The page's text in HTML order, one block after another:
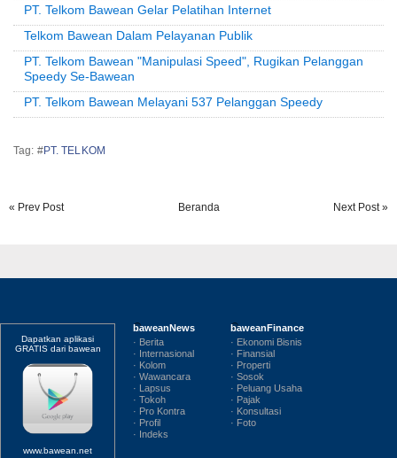
PT. Telkom Bawean Gelar Pelatihan Internet
Telkom Bawean Dalam Pelayanan Publik
PT. Telkom Bawean "Manipulasi Speed", Rugikan Pelanggan
Speedy Se-Bawean
PT. Telkom Bawean Melayani 537 Pelanggan Speedy
Tag: #PT. TELKOM
« Prev Post Next Post »
Beranda
Dapatkan aplikasi
GRATIS dari bawean
www.bawean.net
baweanNews
· Berita
· Internasional
· Kolom
· Wawancara
· Lapsus
· Tokoh
· Pro Kontra
· Profil
· Indeks
baweanFinance
· Ekonomi Bisnis
· Finansial
· Properti
· Sosok
· Peluang Usaha
· Pajak
· Konsultasi
· Foto